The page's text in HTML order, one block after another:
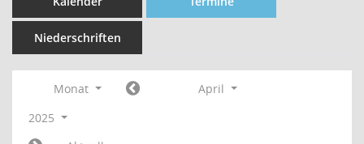
Niederschriften
Monat
April
2025